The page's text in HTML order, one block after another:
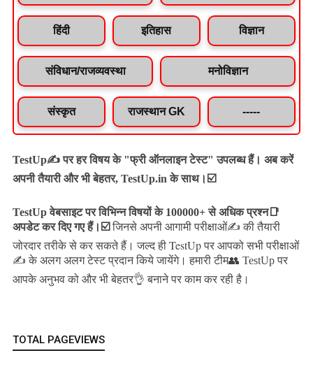
हिंदी इतिहास विज्ञान
संविधान/राजव्यवस्था मनोविज्ञान
संस्कृत राजस्थान GK -----
TestUp✍️ पर हर विषय के "फ्री ऑनलाइन टेस्ट" उपलब्ध हैं। अब करें
अपनी तैयारी और भी बेहतर, TestUp.in के साथ।☑️
TestUp वेबसाइट पर विभिन्न विषयों के 100000+ से अधिक प्रश्न📑
अपडेट कर दिए गए हैं। ☑️ जिनसे अपनी आगामी परीक्षाओं✍️ की तैयारी
जोरदार तरीके से कर सकते हैं।जल्द ही TestUp पर आपको सभी परीक्षाओं
✍️ के अलग अलग टेस्ट प्रदान किये जायेंगे। हमारी टीम👥 TestUp पर
आपके अनुभव को और भी बेहतर👌 बनाने पर काम कर रही है।
TOTAL PAGEVIEWS